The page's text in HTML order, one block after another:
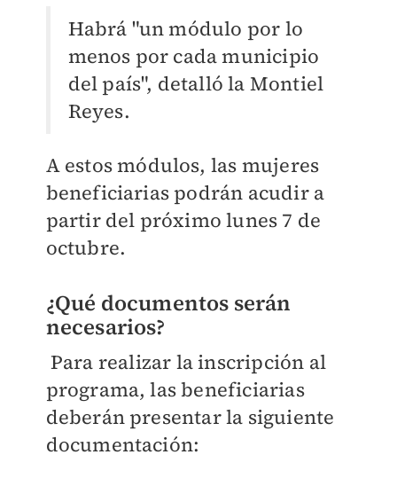
Habrá "un módulo por lo
menos por cada municipio
del país", detalló la Montiel
Reyes.
A estos módulos, las mujeres
beneficiarias podrán acudir a
partir del próximo lunes 7 de
octubre.
¿Qué documentos serán
necesarios?
Para realizar la inscripción al
programa, las beneficiarias
deberán presentar la siguiente
documentación: